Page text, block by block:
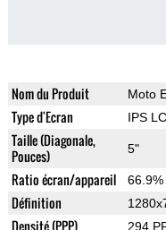
Nom du Produit Moto
Type d'Ecran IPS
Taille (Diagonale,
Pouces)
5"
Ratio écran/appareil 66.9%
Définition
Densité (PPP) 294